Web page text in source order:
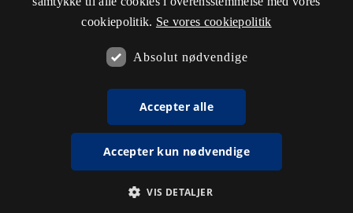
cookiepolitik. Se vores cookiepolitik
Absolut nødvendige
Accepter alle
Accepter kun nødvendige
VIS DETALJER